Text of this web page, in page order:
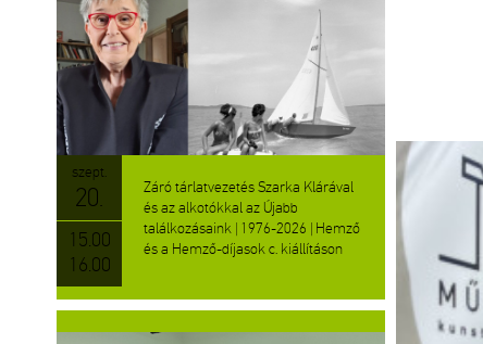
szept.
20.
15.00
16.00
Záró tárlatvezetés Szarka Klárával
és az alkotókkal az Újabb
találkozásaink | 1976-2026 | Hemző
és a Hemző-díjasok c. kiállításon